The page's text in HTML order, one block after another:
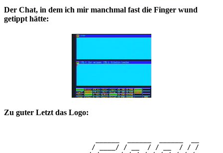
Der Chat, in dem ich mir manchmal fast die Finger wund
getippt hätte:
Zu guter Letzt das Logo:
                      / ____/ / __  / / __  / / /